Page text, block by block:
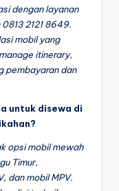
dengan layanan
2121 8649.
mobil yang
itinerary,
pembayaran dan
untuk disewa di
opsi mobil mewah
Timur,
dan mobil MPV.